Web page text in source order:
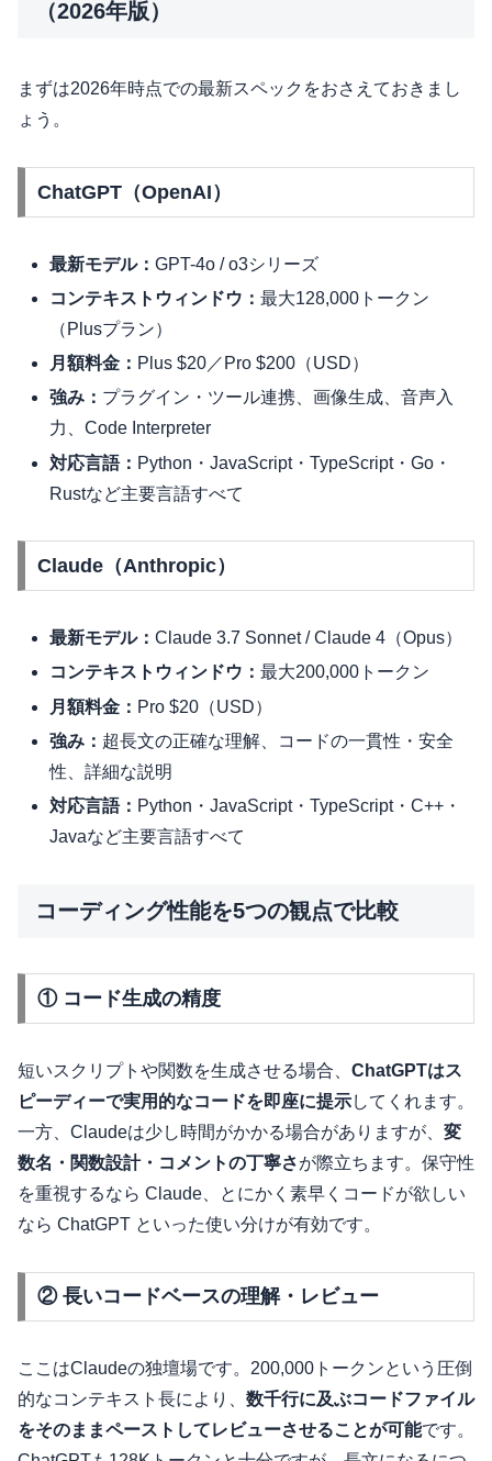
（2026年版）
まずは2026年時点での最新スペックをおさえておきまし
ょう。
ChatGPT（OpenAI）
最新モデル：GPT-4o / o3シリーズ
コンテキストウィンドウ：最大128,000トークン
（Plusプラン）
月額料金： Plus $20／Pro $200（USD）
強み： プラグイン・ツール連携、画像生成、音声入
力、Code Interpreter
対応言語： Python・JavaScript・TypeScript・Go・
Rustなど主要言語すべて
Claude（Anthropic）
最新モデル：Claude 3.7 Sonnet / Claude 4（Opus）
コンテキストウィンドウ：最大200,000トークン
月額料金： Pro $20（USD）
強み： 超長文の正確な理解、コードの一貫性・安全
性、詳細な説明
対応言語： Python・JavaScript・TypeScript・C++・
Javaなど主要言語すべて
コーディング性能を5つの観点で比較
① コード生成の精度
短いスクリプトや関数を生成させる場合、 ChatGPTはス
ピーディーで実用的なコードを即座に提示してくれます。
一方、Claudeは少し時間がかかる場合がありますが、 変
数名・関数設計・コメントの丁寧さが際立ちます。保守性
を重視するなら Claude、とにかく素早くコードが欲しい
なら ChatGPT といった使い分けが有効です。
② 長いコードベースの理解・レビュー
ここはClaudeの独壇場です。200,000トークンという圧倒
的なコンテキスト長により、 数千行に及ぶコードファイル
をそのままペーストしてレビューさせることが可能です。